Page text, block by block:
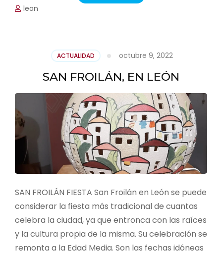
leon
ACTUALIDAD octubre 9, 2022
SAN FROILÁN, EN LEÓN
SAN FROILÁN FIESTA San Froilán en León se puede
considerar la fiesta más tradicional de cuantas
celebra la ciudad, ya que entronca con las raíces
y la cultura propia de la misma. Su celebración se
remonta a la Edad Media. Son las fechas idóneas